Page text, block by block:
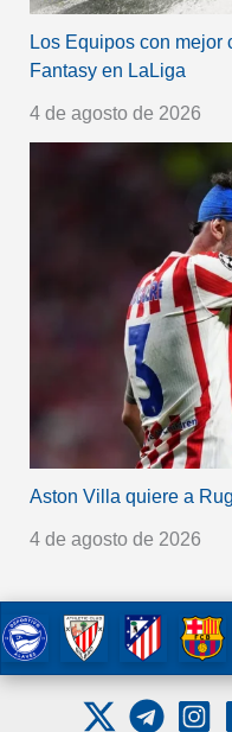
Los Equipos con mejor
Fantasy en LaLiga
4 de agosto de 2026
Aston Villa quiere a
4 de agosto de 2026